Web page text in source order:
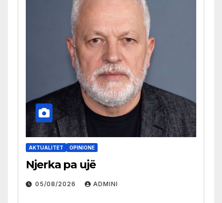
AKTUALITET OPINIONE
Njerka pa ujë
05/08/2026 ADMINI